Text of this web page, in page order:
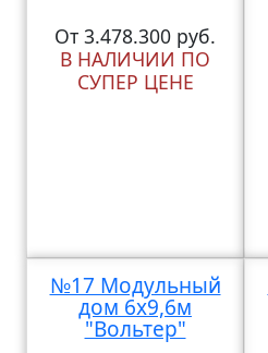
От 3.478.300 руб.
В НАЛИЧИИ ПО
СУПЕР ЦЕНЕ
№17 Модульный
дом 6х9,6м
"Вольтер"